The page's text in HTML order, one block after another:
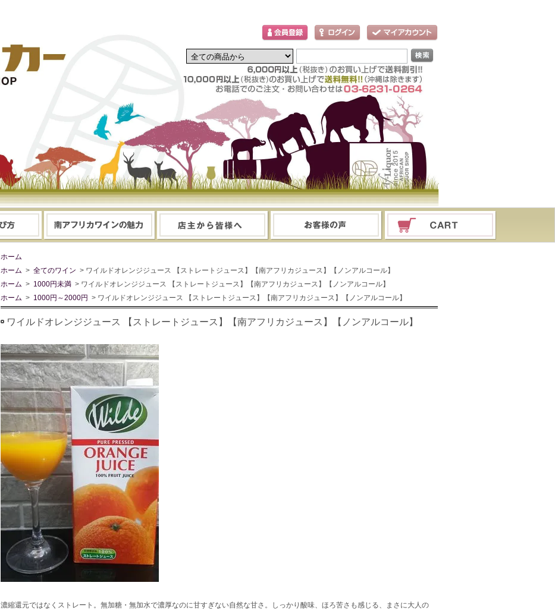
ホーム
ホーム > 全てのワイン > ワイルドオレンジジュース 【ストレートジュース】【南アフリカジュース】【ノンアルコール】
ホーム > 1000円未満 > ワイルドオレンジジュース 【ストレートジュース】【南アフリカジュース】【ノンアルコール】
ホーム > 1000円～2000円 > ワイルドオレンジジュース 【ストレートジュース】【南アフリカジュース】【ノンアルコール】
ワイルドオレンジジュース 【ストレートジュース】【南アフリカジュース】【ノンアルコール】
濃縮還元ではなくストレート。無加糖・無加水で濃厚なのに甘すぎない自然な甘さ。しっかり酸味、ほろ苦さも感じる、まさに大人の